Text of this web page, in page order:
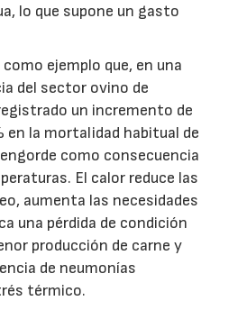
lo que supone un gasto
ejemplo que, en una
del sector ovino de
un incremento de
en la mortalidad habitual de
como consecuencia
El calor reduce las
aumenta las necesidades
una pérdida de condición
producción de carne y
de neumonías
térmico.